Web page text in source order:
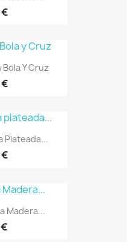
Y Cruz
Plateada...
Madera...